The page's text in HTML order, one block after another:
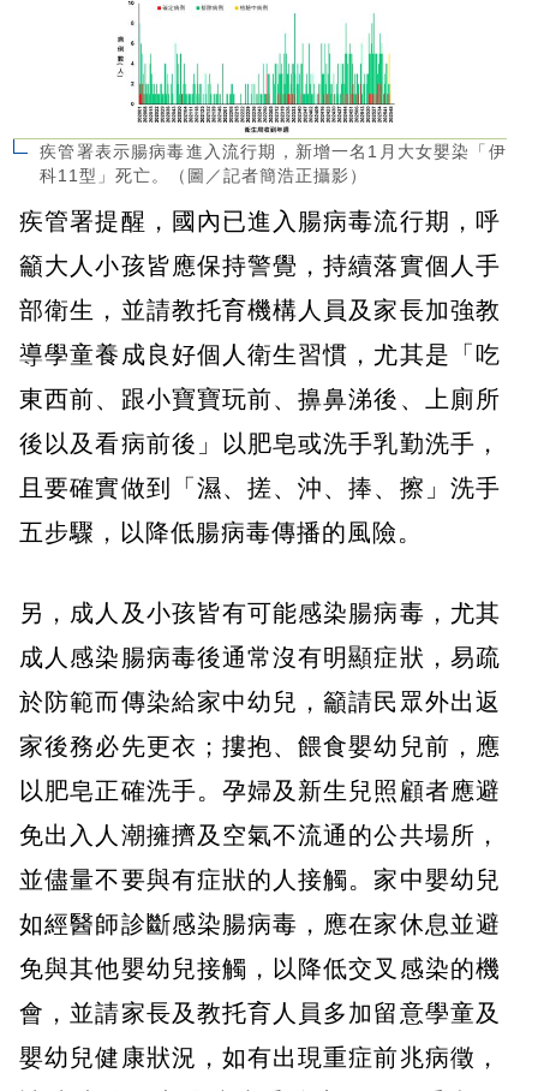
疾管署表示腸病毒進入流行期，新增一名1月大女嬰染「伊
科11型」死亡。（圖／記者簡浩正攝影）
疾管署提醒，國內已進入腸病毒流行期，呼
籲大人小孩皆應保持警覺，持續落實個人手
部衛生，並請教托育機構人員及家長加強教
導學童養成良好個人衛生習慣，尤其是「吃
東西前、跟小寶寶玩前、擤鼻涕後、上廁所
後以及看病前後」以肥皂或洗手乳勤洗手，
且要確實做到「濕、搓、沖、捧、擦」洗手
五步驟，以降低腸病毒傳播的風險。
另，成人及小孩皆有可能感染腸病毒，尤其
成人感染腸病毒後通常沒有明顯症狀，易疏
於防範而傳染給家中幼兒，籲請民眾外出返
家後務必先更衣；摟抱、餵食嬰幼兒前，應
以肥皂正確洗手。孕婦及新生兒照顧者應避
免出入人潮擁擠及空氣不流通的公共場所，
並儘量不要與有症狀的人接觸。家中嬰幼兒
如經醫師診斷感染腸病毒，應在家休息並避
免與其他嬰幼兒接觸，以降低交叉感染的機
會，並請家長及教托育人員多加留意學童及
嬰幼兒健康狀況，如有出現重症前兆病徵，